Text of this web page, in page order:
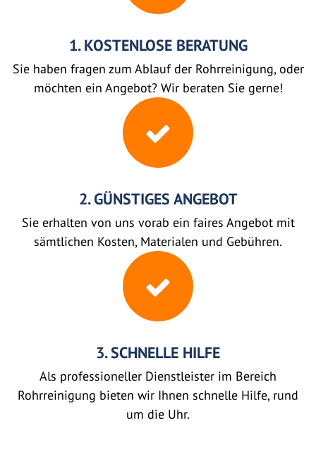
1. KOSTENLOSE BERATUNG
Sie haben fragen zum Ablauf der Rohrreinigung, oder
möchten ein Angebot? Wir beraten Sie gerne!
2. GÜNSTIGES ANGEBOT
Sie erhalten von uns vorab ein faires Angebot mit
sämtlichen Kosten, Materialen und Gebühren.
3. SCHNELLE HILFE
Als professioneller Dienstleister im Bereich
Rohrreinigung bieten wir Ihnen schnelle Hilfe, rund
um die Uhr.